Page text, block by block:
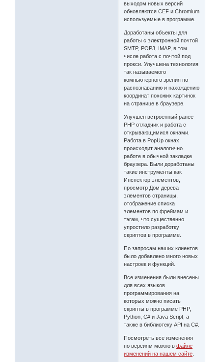
выходом новых версий
обновляются CEF и Chromium
используемые в программе.
Доработаны объекты для
работы с электронной почтой
SMTP, POP3, IMAP, в том
числе работа с почтой под
прокси. Улучшена технология
так называемого
компьютерного зрения по
распознаванию и нахождению
координат похожих картинок
на странице в браузере.
Улучшен встроенный ранее
PHP отладчик и работа с
открывающимися окнами.
Работа в PopUp окнах
происходит аналогично
работе в обычной закладке
браузера. Были доработаны
такие инструменты как
Инспектор элементов,
просмотр Дом дерева
элементов страницы,
отображение списка
элементов по фреймам и
тэгам, что существенно
упростило разработку
скриптов в программе.
По запросам наших клиентов
было добавлено много новых
настроек и функций.
Все изменения были внесены
для всех языков
программирования на
которых можно писать
скрипты в программе PHP,
Python, С# и Java Script, а
также в библиотеку API на C#.
Посмотреть все изменения
по версиям можно вфайле
изменений на нашем сайте